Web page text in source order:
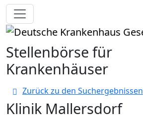
Toggle navigation
Stellenbörse für
Krankenhäuser
Zurück zu den Suchergebnissen
Klinik Mallersdorf